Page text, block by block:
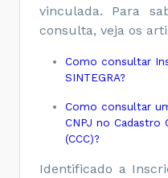
vinculada. Para
consulta, veja os
Como consultar
SINTEGRA?
Como consultar
CNPJ no Cadastro
(CCC)?
Identificado a